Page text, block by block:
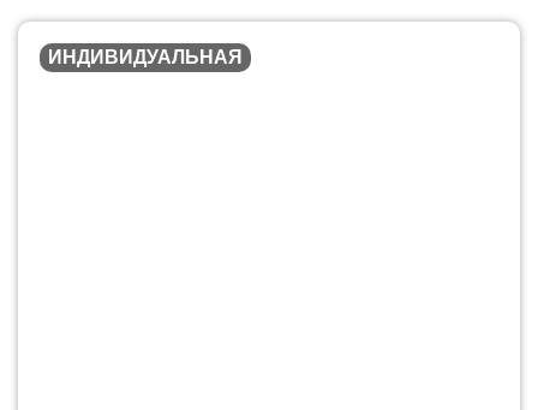
ИНДИВИДУАЛЬНАЯ